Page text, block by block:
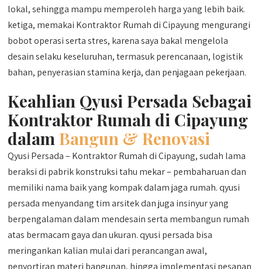
lokal, sehingga mampu memperoleh harga yang lebih baik.
ketiga, memakai Kontraktor Rumah di Cipayung mengurangi
bobot operasi serta stres, karena saya bakal mengelola
desain selaku keseluruhan, termasuk perencanaan, logistik
bahan, penyerasian stamina kerja, dan penjagaan pekerjaan.
Keahlian Qyusi Persada Sebagai
Kontraktor Rumah di Cipayung
dalam Bangun & Renovasi
Qyusi Persada – Kontraktor Rumah di Cipayung, sudah lama
beraksi di pabrik konstruksi tahu mekar – pembaharuan dan
memiliki nama baik yang kompak dalam jaga rumah. qyusi
persada menyandang tim arsitek dan juga insinyur yang
berpengalaman dalam mendesain serta membangun rumah
atas bermacam gaya dan ukuran. qyusi persada bisa
meringankan kalian mulai dari perancangan awal,
penyortiran materi bangunan, hingga implementasi pesanan